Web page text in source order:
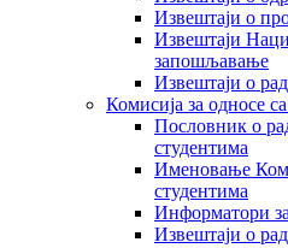
Извештаји о
Извештаји
запошљавање
Извештаји о
Комисија за односе
Пословник о
студентима
Именовање
студентима
Информатори
Извештаји о